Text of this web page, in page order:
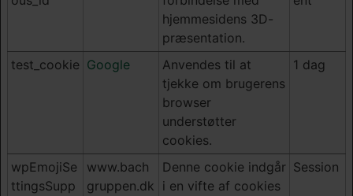
hjemmesidens 3D-
præsentation.
test_cookie Google
Anvendes til at
tjekke om brugerens
browser
understøtter
cookies.
1 dag
wpEmojiSe
ttingsSupp
www.bach
gruppen.dk
Denne cookie indgår
i en vifte af cookies
Session